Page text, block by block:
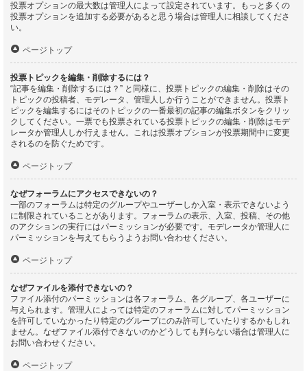
投票オプションの最大数は管理人によって設定されています。もっと多くの
投票オプションを追加する必要があると思う場合は管理人に相談してくださ
い。
ページトップ
投票トピックを編集・削除するには？
“記事を編集・削除するには？” と同様に、投票トピックの編集・削除はその
トピックの投稿者、モデレータ、管理人しか行うことができません。投票ト
ピックを編集するにはそのトピックの一番最初の記事の編集ボタンをクリッ
クしてください。一票でも投票されている投票トピックの編集・削除はモデ
レータか管理人しか行えません。これは投票オプションが投票期間中に変更
されるのを防ぐためです。
ページトップ
なぜフォーラムにアクセスできないの？
一部のフォーラムは特定のグループやユーザーしか入室・表示できないよう
に制限されていることがあります。フォーラムの表示、入室、投稿、その他
のアクションの実行にはパーミッションが必要です。モデレータか管理人に
パーミッションを与えてもらうようお問い合わせください。
ページトップ
なぜファイルを添付できないの？
ファイル添付のパーミッションは各フォーラム、各グループ、各ユーザーに
与えられます。管理人によっては特定のフォーラムに対してパーミッション
を許可していなかったり特定のグループにのみ許可していたりするかもしれ
ません。なぜファイル添付できないのかどうしても判らない場合は管理人に
お問い合わせください。
ページトップ